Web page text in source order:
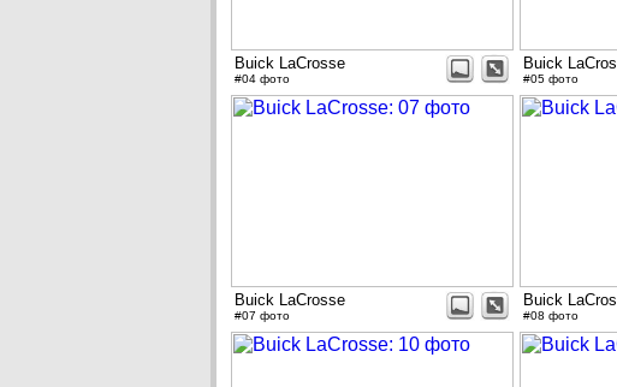
Buick LaCrosse
#04 фото
Buick
#05 фото
Buick LaCrosse
#07 фото
Buick
#08 фото